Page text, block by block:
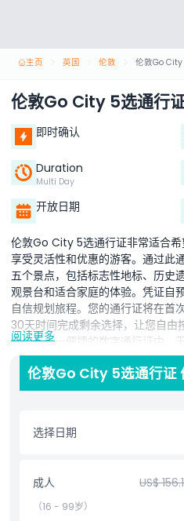
主页 英国 伦敦
伦敦Go City 5选通行
即时确认
Duration
Multi Day
开放日期
伦敦Go City 5选通行证非常适合
享受灵活性和优惠的游客。通过此
五个景点，包括标志性地标、历史
观景台和适合家庭的体验。凭证自
自信规划旅程。您的通行证将在首
30天时间完成剩余选择，让您自由
包含在单一便捷的数字通行证中，
个景点。无论您想重访喜爱的景
和市场，或增加额外体验，此通行
情侣、家庭以及喜欢轻松观光节
包含项
阅读更多
伦敦Go City 5选通行证
选择日期
成人 US$
（16 - 99岁）